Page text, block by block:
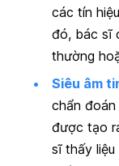
các tín
đó, bác sĩ
thường
Siêu âm
chẩn đoán
được tạo
sĩ thấy